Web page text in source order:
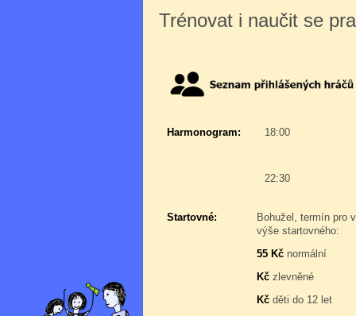
Trénovat i naučit se
Harmonogram: 18:00
22:30
Startovné:
Bohužel, termín pro
výše startovného:
55 Kč normální
Kč zlevněné
Kč děti do 12 let